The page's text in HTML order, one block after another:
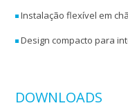
Instalação flexível em
Design compacto para
DOWNLOADS